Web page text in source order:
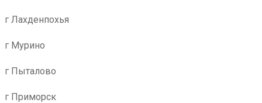
г Лахденпохья
г Мурино
г Пыталово
г Приморск